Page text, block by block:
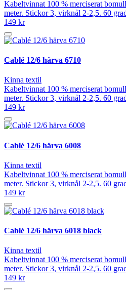
Kabeltvinnat 100 % merciserat
meter. Stickor 3, virknål 2-2,5. 60
149 kr
Cablé 12/6 härva 6710
Kinna textil
Kabeltvinnat 100 % merciserat
meter. Stickor 3, virknål 2-2,5. 60
149 kr
Cablé 12/6 härva 6008
Kinna textil
Kabeltvinnat 100 % merciserat
meter. Stickor 3, virknål 2-2,5. 60
149 kr
Cablé 12/6 härva 6018 black
Kinna textil
Kabeltvinnat 100 % merciserat
meter. Stickor 3, virknål 2-2,5. 60
149 kr